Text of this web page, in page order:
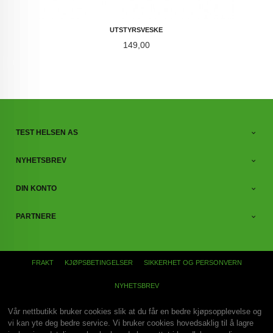
UTSTYRSVESKE
Pris
149,00
TEST HELSEN AS
NYHETSBREV
DIN KONTO
PARTNERE
FRAKT KJØPSBETINGELSER SIKKERHET OG PERSONVERN
NYHETSBREV
Vår nettbutikk bruker cookies slik at du får en bedre kjøpsopplevelse og
vi kan yte deg bedre service. Vi bruker cookies hovedsaklig til å lagre